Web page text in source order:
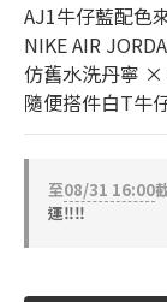
AJ1牛仔藍配色
NIKE AIR
仿舊水洗丹寧
隨便搭件白T牛
至08/31 16:00
運‼️‼️